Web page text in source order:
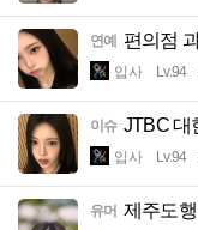
연예 편의점
입사 Lv.94
이슈 JTBC 대
입사 Lv.94
유머 제주도